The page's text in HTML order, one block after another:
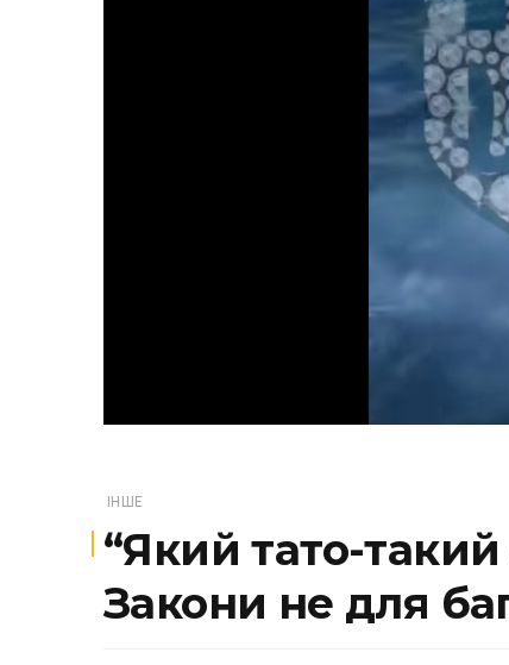
ІНШЕ
“Який тато-
Закони не для